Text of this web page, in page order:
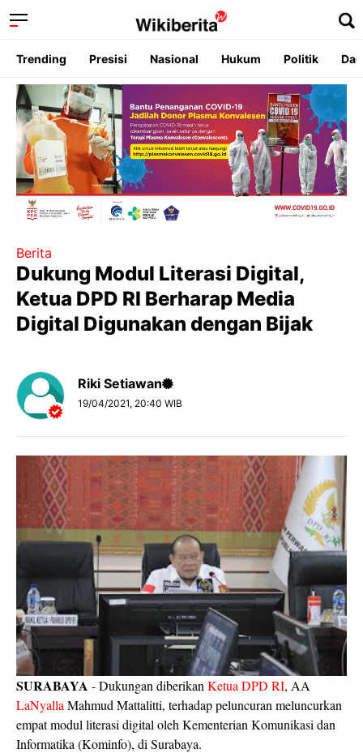
Trending Presisi Nasional Hukum Politik
Berita
Dukung Modul Literasi Digital,
Ketua DPD RI Berharap Media
Digital Digunakan dengan Bijak
Riki Setiawan
19/04/2021, 20:40 WIB
SURABAYA - Dukungan diberikan Ketua DPD RI, AA
LaNyalla Mahmud Mattalitti, terhadap peluncuran meluncurkan
empat modul literasi digital oleh Kementerian Komunikasi dan
Informatika (Kominfo), di Surabaya.